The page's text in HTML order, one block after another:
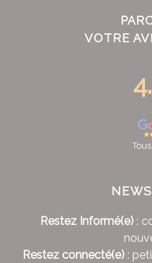
VOTRE
Restez Informé(e):
Restez connecté(e):